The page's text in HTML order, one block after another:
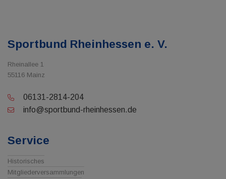
Sportbund Rheinhessen e. V.
Rheinallee 1
55116 Mainz
06131-2814-204
info@sportbund-rheinhessen.de
Service
Historisches
Mitgliederversammlungen